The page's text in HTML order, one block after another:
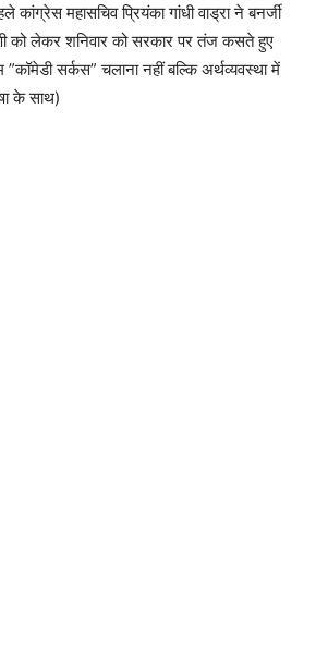
कांग्रेस महासचिव प्रियंका गांधी वाड्रा ने बनर्जी
को लेकर शनिवार को सरकार पर तंज कसते हुए
सर्कस” चलाना नहीं बल्कि अर्थव्यवस्था में
के साथ)